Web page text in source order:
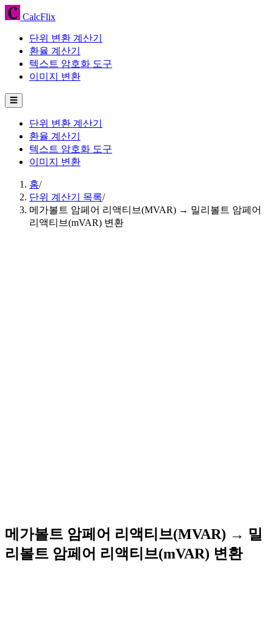
CalcFlix
단위 변환 계산기
환율 계산기
텍스트 암호화 도구
이미지 변환
☰
단위 변환 계산기
환율 계산기
텍스트 암호화 도구
이미지 변환
홈/
단위 계산기 목록/
메가볼트 암페어 리액티브(MVAR) → 밀리볼트 암페어
리액티브(mVAR) 변환
메가볼트 암페어 리액티브(MVAR) → 밀
리볼트 암페어 리액티브(mVAR) 변환